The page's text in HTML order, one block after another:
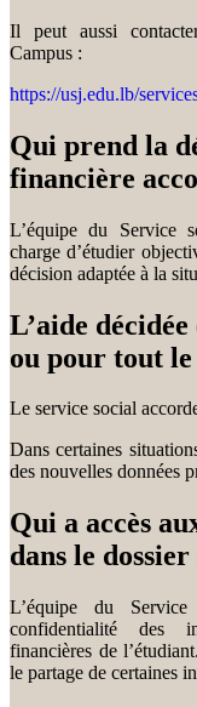
Il peut aussi
Campus :
https://usj.edu.lb/
Qui prend la
financière
L’équipe du Service
charge d’étudier
décision adaptée à la
L’aide
ou pour tout le
Le service social
Dans certaines
des nouvelles données
Qui a accès
dans le
L’équipe du
confidentialité des
financières de
le partage de certaines